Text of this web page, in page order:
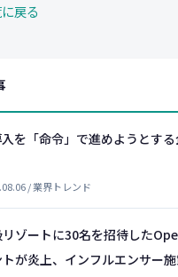
戻る
を「命令」で進めようとす
/ 業界トレンド
リゾートに30名を招待した
が炎上、インフルエンサー